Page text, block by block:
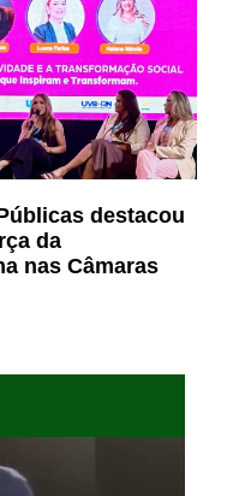
destacou
da
nas Câmaras